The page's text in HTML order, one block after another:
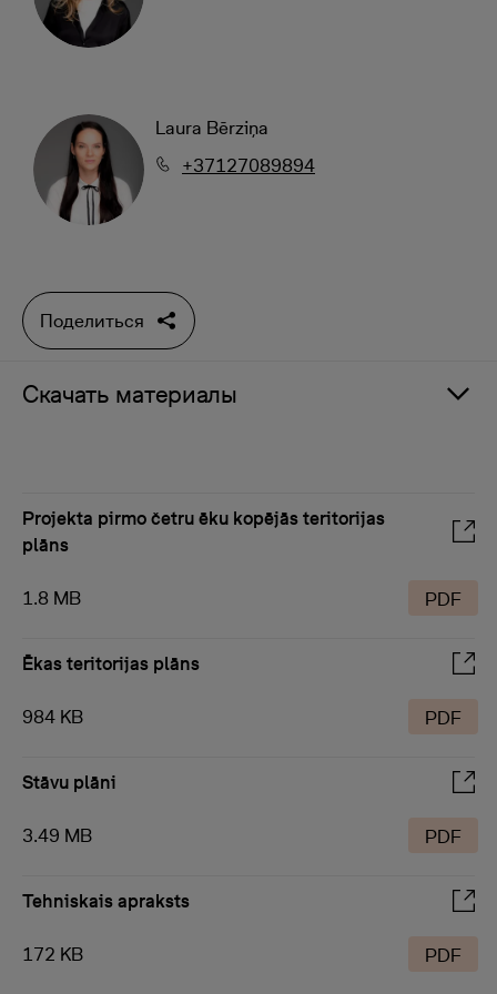
Laura Bērziņa
+37127089894
Поделиться
Скачать материалы
Projekta pirmo četru ēku kopējās teritorijas
plāns
1.8 MB PDF
Ēkas teritorijas plāns
984 KB PDF
Stāvu plāni
3.49 MB PDF
Tehniskais apraksts
172 KB PDF